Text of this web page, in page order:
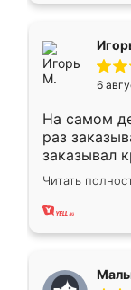
6
На самом
раз
заказывал
ребёнка
заказал
хорошее
меньше,
Читать